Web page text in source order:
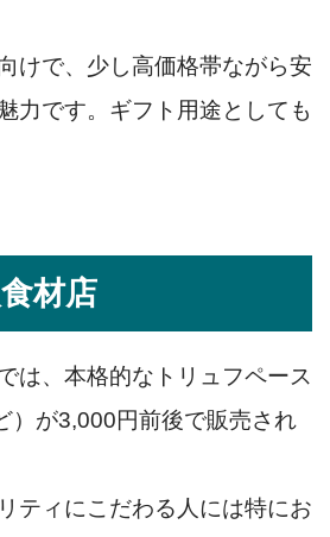
けで、少し高価格帯ながら安
力です。ギフト用途としても
材店
は、本格的なトリュフペース
）が3,000円前後で販売され
ティにこだわる人には特にお